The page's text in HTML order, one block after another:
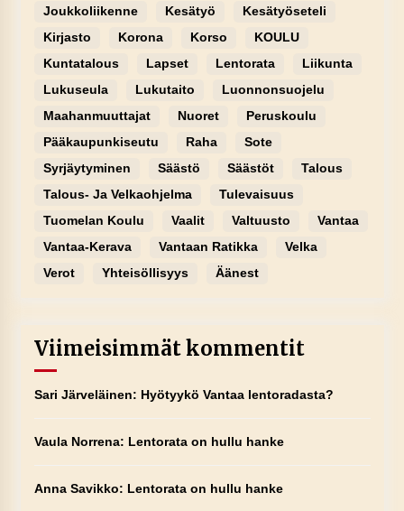
Joukkoliikenne
Kesätyö
Kesätyöseteli
Kirjasto
Korona Korso
KOULU
Kuntatalous
Lapset Lentorata
Liikunta
Lukuseula
Lukutaito
Luonnonsuojelu
Maahanmuuttajat
Nuoret
Peruskoulu
Pääkaupunkiseutu
Raha
Sote
Syrjäytyminen
Säästö Säästöt
Talous
Talous- Ja Velkaohjelma
Tulevaisuus
Tuomelan Koulu
Vaalit Valtuusto
Vantaa
Vantaa-Kerava
Vantaan Ratikka
Velka
Verot
Yhteisöllisyys Äänest
Viimeisimmät kommentit
Sari Järveläinen: Hyötyykö Vantaa lentoradasta?
Vaula Norrena: Lentorata on hullu hanke
Anna Savikko: Lentorata on hullu hanke